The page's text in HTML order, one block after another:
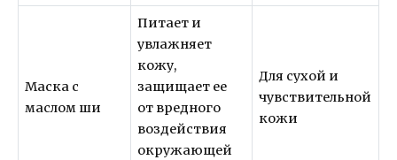
Маска с
маслом ши
Питает и
увлажняет
кожу,
защищает ее
от вредного
воздействия
окружающей
Для сухой и
чувствительной
кожи